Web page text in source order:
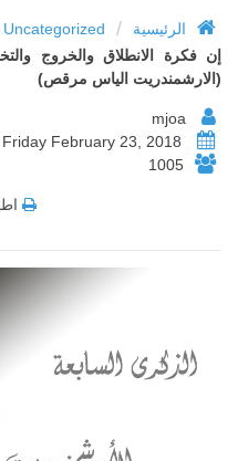
الرئيسية /
Uncategorized
إن فكرة الانطلاق والخروج
(الارشمندريت الياس مرقص)
1005